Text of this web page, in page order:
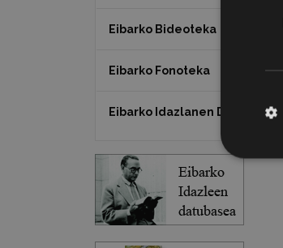
Eibarko Bideoteka
Eibarko Fonoteka
Eibarko Idazlanen Datu-basea